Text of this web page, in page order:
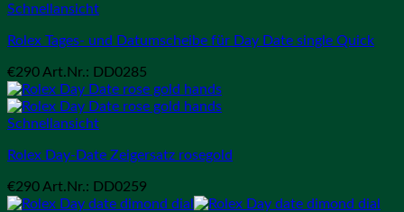
Schnellansicht
Rolex Tages- und Datumscheibe für Day Date single Quick
€290 Art.Nr.: DD0285
Schnellansicht
Rolex Day-Date Zeigersatz rosegold
€290 Art.Nr.: DD0259